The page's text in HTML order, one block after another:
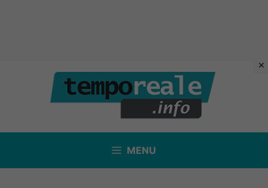
contenuto
MENU